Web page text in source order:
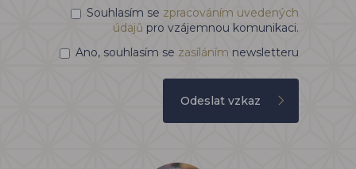
Souhlasím se zpracováním uvedených
údajů pro vzájemnou komunikaci.
Ano, souhlasím se zasíláním newsletteru
Odeslat vzkaz